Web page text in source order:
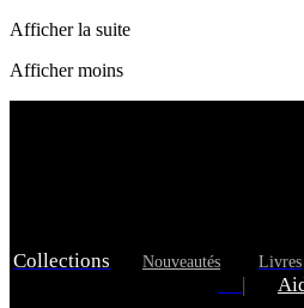
Afficher la suite
Afficher moins
Collections Nouveautés Livres
|